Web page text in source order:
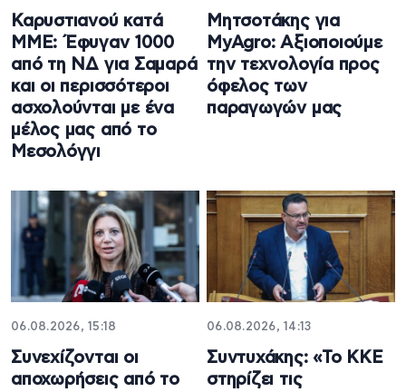
Καρυστιανού κατά
ΜΜΕ: Έφυγαν 1000
από τη ΝΔ για Σαμαρά
και οι περισσότεροι
ασχολούνται με ένα
μέλος μας από το
Μεσολόγγι
Μητσοτάκης για
MyAgro: Αξιοποιούμε
την τεχνολογία προς
όφελος των
παραγωγών μας
06.08.2026, 15:18
Συνεχίζονται οι
αποχωρήσεις από το
06.08.2026, 14:13
Συντυχάκης: «Το ΚΚΕ
στηρίζει τις